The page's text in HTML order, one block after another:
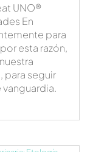
UNO®
En
para
esta razón,
para seguir